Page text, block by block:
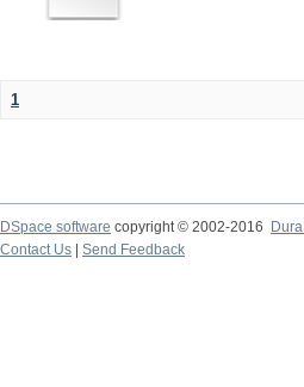
1
DSpace software copyright © 2002-2016
Contact Us
Send Feedback